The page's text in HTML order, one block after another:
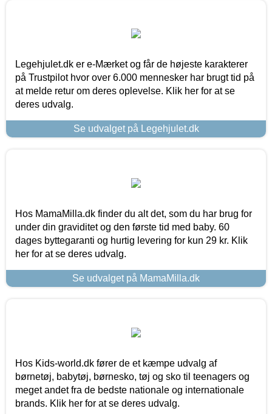
Legehjulet.dk er e-Mærket og får de højeste karakterer
på Trustpilot hvor over 6.000 mennesker har brugt tid på
at melde retur om deres oplevelse. Klik her for at se
deres udvalg.
Se udvalget på Legehjulet.dk
Hos MamaMilla.dk finder du alt det, som du har brug for
under din graviditet og den første tid med baby. 60
dages byttegaranti og hurtig levering for kun 29 kr. Klik
her for at se deres udvalg.
Se udvalget på MamaMilla.dk
Hos Kids-world.dk fører de et kæmpe udvalg af
børnetøj, babytøj, børnesko, tøj og sko til teenagers og
meget andet fra de bedste nationale og internationale
brands. Klik her for at se deres udvalg.